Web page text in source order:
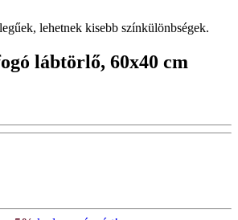
lehetnek kisebb színkülönbségek.
lábtörlő, 60x40 cm